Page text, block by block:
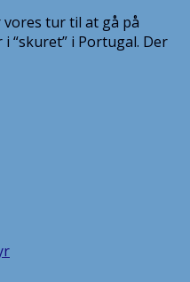
tur til at gå på
“skuret” i Portugal. Der